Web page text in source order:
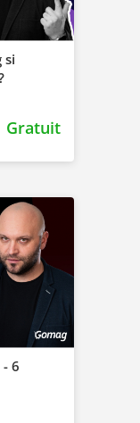
si
Gratuit